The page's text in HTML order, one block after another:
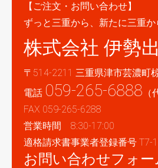
【ご注文・お問い合わせ】
ずっと三重から、新たに三重か
株式会社 伊勢
〒514-2211 三重県津市芸濃町
電話 059-265-6888 （
FAX 059-265-6288
営業時間 8:30-17:00
適格請求書事業者登録番号 T7-
お問い合わせフォー